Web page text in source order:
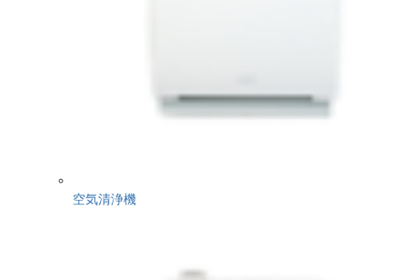
空気清浄機